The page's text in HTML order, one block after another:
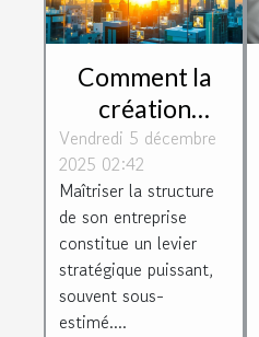
Comment la
création
holding peut
dynamiser
votre stratégie
d'entreprise
Vendredi 5 décembre
2025 02:42
Maîtriser la structure
de son entreprise
constitue un levier
stratégique puissant,
souvent sous-
estimé....